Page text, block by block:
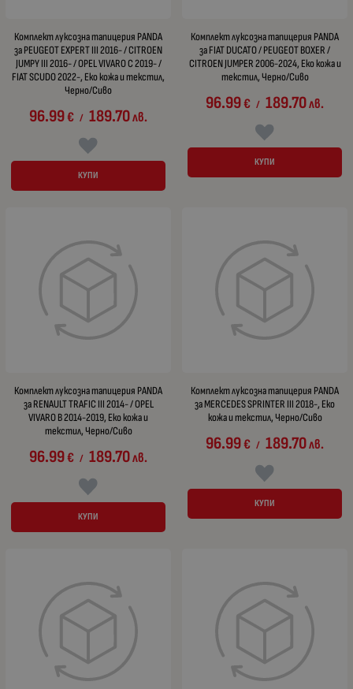
Комплект луксозна тапицерия PANDA
за PEUGEOT EXPERT III 2016- / CITROEN
JUMPY III 2016- / OPEL VIVARO C 2019- /
FIAT SCUDO 2022-, Еко кожа и текстил,
Черно/Сиво
96.99€ / 189.70лв.
КУПИ
Комплект луксозна тапицерия PANDA
за FIAT DUCATO / PEUGEOT BOXER /
CITROEN JUMPER 2006-2024, Еко кожа и
текстил, Черно/Сиво
96.99€ / 189.70лв.
КУПИ
Комплект луксозна тапицерия PANDA
за RENAULT TRAFIC III 2014- / OPEL
VIVARO B 2014-2019, Еко кожа и
текстил, Черно/Сиво
96.99€ / 189.70лв.
КУПИ
Комплект луксозна тапицерия PANDA
за MERCEDES SPRINTER III 2018-, Еко
кожа и текстил, Черно/Сиво
96.99€ / 189.70лв.
КУПИ